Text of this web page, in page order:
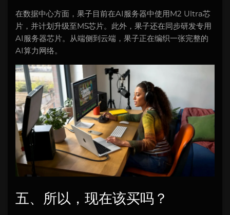
在数据中心方面，果子目前在AI服务器中使用M2 Ultra芯
片，并计划升级至M5芯片。此外，果子还在同步研发专用
AI服务器芯片。从端侧到云端，果子正在编织一张完整的
AI算力网络。
五、所以，现在该买吗？